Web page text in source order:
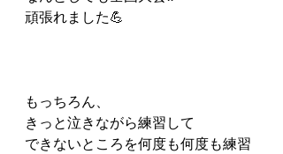
頑張れました💪
もっちろん、
きっと泣きながら練習して
できないところを何度も何度も練習